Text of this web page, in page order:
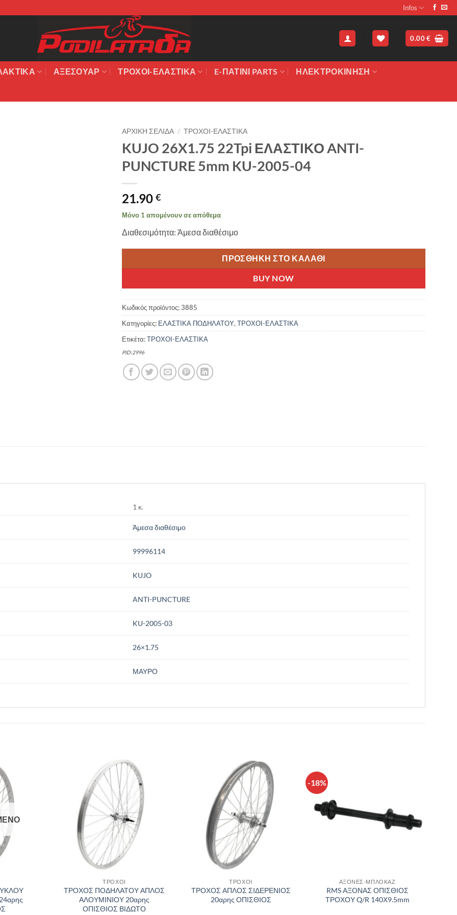
Infos
0.00€
ΑΞΕΣΟΥΆΡ ΤΡΟΧΟΙ-ΕΛΑΣΤΙΚΑ E-ΠΑΤΙΝΙ PARTS ΗΛΕΚΤΡΟΚΙΝΗΣΗ
ΑΡΧΙΚΉ ΣΕΛΊΔΑ / ΤΡΟΧΟΙ-ΕΛΑΣΤΙΚΑ
KUJO 26X1.75 22Tpi ΕΛΑΣΤΙΚΟ ANTI-
PUNCTURE 5mm KU-2005-04
21.90 €
Μόνο 1 απομένουν σε απόθεμα
Διαθεσιμότητα: Άμεσα διαθέσιμο
ΠΡΟΣΘΉΚΗ ΣΤΟ ΚΑΛΆΘΙ
BUY NOW
Κωδικός προϊόντος:3885
Κατηγορίες: ΕΛΑΣΤΙΚΑ ΠΟΔΗΛΑΤΟΥ, ΤΡΟΧΟΙ-ΕΛΑΣΤΙΚΑ
Ετικέτα:ΤΡΟΧΟΙ-ΕΛΑΣΤΙΚΑ
PID:2996
1 κ.
Άμεσα διαθέσιμο
99996114
KUJO
ANTI-PUNCTURE
KU-2005-03
26×1.75
ΜΑΥΡΟ
Πρόσθήκη
στην λίστα
επιθυμιών
Πρόσθήκη
στην λίστα
επιθυμιών
ΤΡΟΧΟΙ
ΤΡΟΧΟΣ ΠΟΔΗΛΑΤΟΥ ΑΠΛΟΣ
ΑΛΟΥΜΙΝΙΟΥ 20αρης
ΟΠΙΣΘΙΟΣ ΒΙΔΩΤΟ
Πρόσθήκη
στην λίστα
επιθυμιών
ΤΡΟΧΟΙ
ΤΡΟΧΟΣ ΑΠΛΟΣ ΣΙΔΕΡΕΝΙΟΣ
20αρης ΟΠΙΣΘΙΟΣ
-18%
ΑΞΟΝΕΣ-ΜΠΛΟΚΑΖ
RMS ΑΞΟΝΑΣ ΟΠΙΣΘΙΟΣ
ΤΡΟΧΟΥ Q/R 140Χ9.5mm